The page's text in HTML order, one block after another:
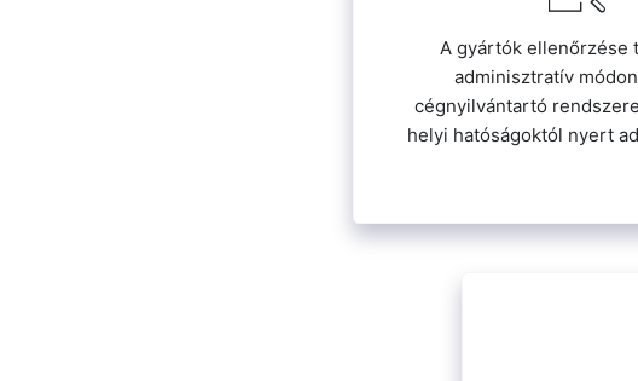
A gyártók ellenőrzése
adminisztratív
cégnyilvántartó
helyi hatóságoktól nyert